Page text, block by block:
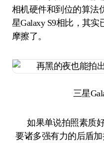
相机硬件和到位的算法
星Galaxy S9相比，其
摩擦了。
三星
如果单说拍照素质好
要诸多强有力的后盾加